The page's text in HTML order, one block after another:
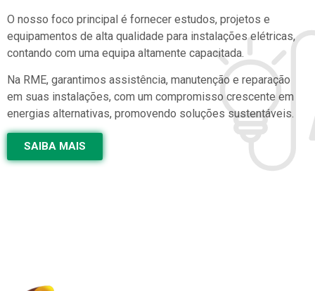
O nosso foco principal é fornecer estudos, projetos e
equipamentos de alta qualidade para instalações elétricas,
contando com uma equipa altamente capacitada.
Na RME, garantimos assistência, manutenção e reparação
em suas instalações, com um compromisso crescente em
energias alternativas, promovendo soluções sustentáveis.
SAIBA MAIS